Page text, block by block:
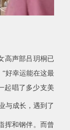
高声部吕玥桐已
“好幸运能在这最
起唱了多少支美
与成长，遇到了
挥和钢伴。而曾